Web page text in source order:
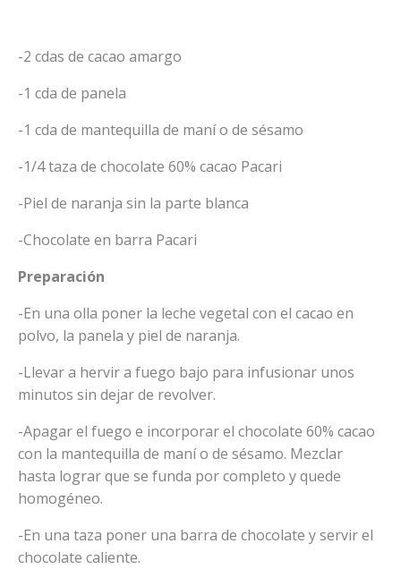
-2 cdas de cacao amargo
-1 cda de panela
-1 cda de mantequilla de maní o de sésamo
-1/4 taza de chocolate 60% cacao Pacari
-Piel de naranja sin la parte blanca
-Chocolate en barra Pacari
Preparación
-En una olla poner la leche vegetal con el cacao en
polvo, la panela y piel de naranja.
-Llevar a hervir a fuego bajo para infusionar unos
minutos sin dejar de revolver.
-Apagar el fuego e incorporar el chocolate 60% cacao
con la mantequilla de maní o de sésamo. Mezclar
hasta lograr que se funda por completo y quede
homogéneo.
-En una taza poner una barra de chocolate y servir el
chocolate caliente.